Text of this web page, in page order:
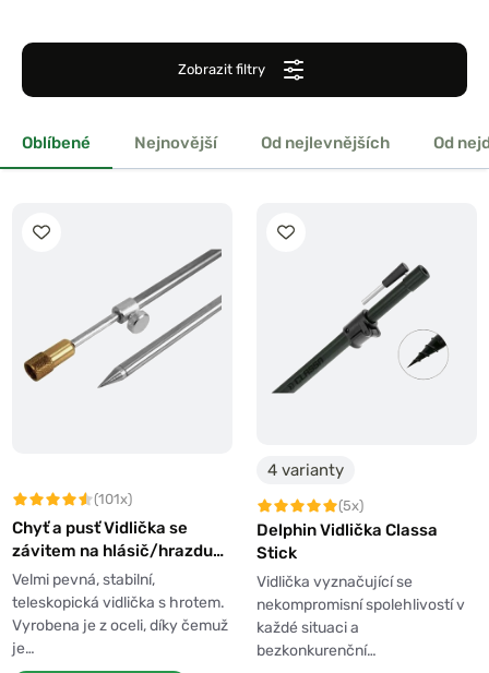
Zobrazit filtry
Oblíbené Nejnovější Od nejlevnějších Od
(101x)
Chyť a pusť Vidlička se
závitem na hlásič/hrazdu
teleskopická
Velmi pevná, stabilní,
teleskopická vidlička s hrotem.
Vyrobena je z oceli, díky čemuž
je…
4 varianty
(5x)
Delphin Vidlička Classa
Stick
Vidlička vyznačující se
nekompromisní spolehlivostí v
každé situaci a
bezkonkurenční…